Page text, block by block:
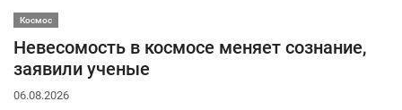
Космос
Невесомость в космосе меняет сознание,
заявили ученые
06.08.2026